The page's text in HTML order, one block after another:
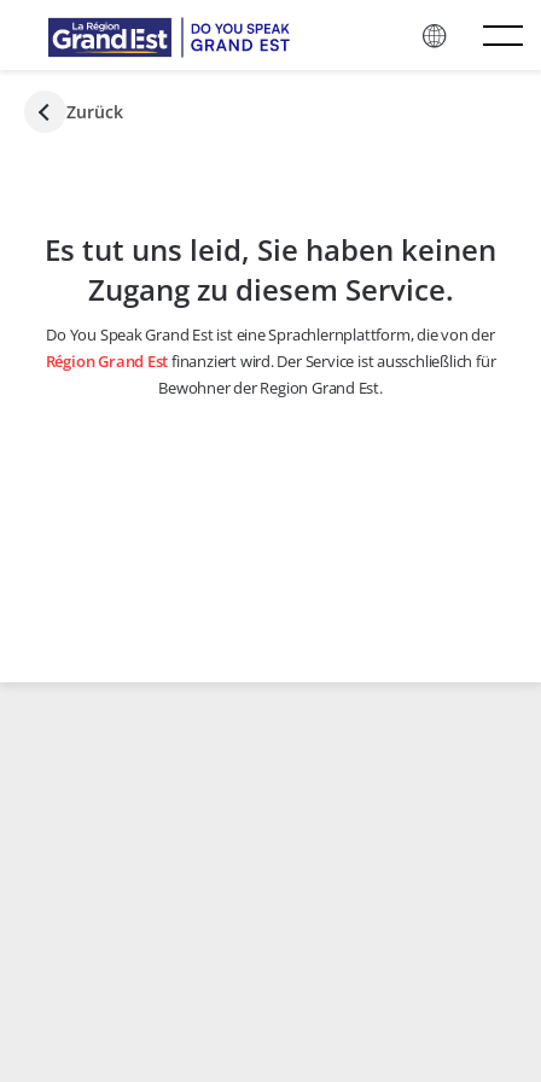
Zum Hauptinhalt springen
Zurück
Es tut uns leid, Sie haben keinen
Zugang zu diesem Service.
Do You Speak Grand Est ist eine Sprachlernplattform, die von der
Région Grand Estfinanziert wird. Der Service ist ausschließlich für
Bewohner der Region Grand Est.